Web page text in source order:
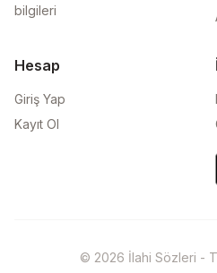
bilgileri
Hesap
Giriş Yap
Kayıt Ol
© 2026 İlahi Sözleri -